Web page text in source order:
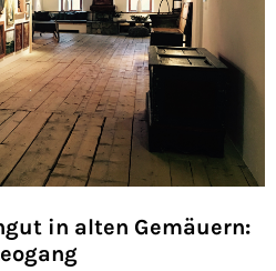
in alten Gemäuern: